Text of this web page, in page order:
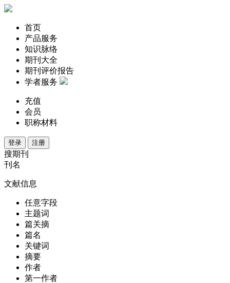
首页
产品服务
知识脉络
期刊大全
期刊评价报告
学者服务
充值
会员
职称材料
登录 注册
搜期刊
刊名
文献信息
任意字段
主题词
篇关摘
篇名
关键词
摘要
作者
第一作者